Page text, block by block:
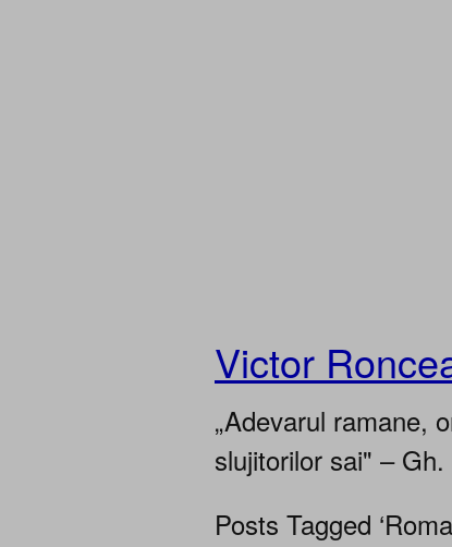
Victor
„Adevarul ramane,
slujitorilor sai" –
Posts Tagged